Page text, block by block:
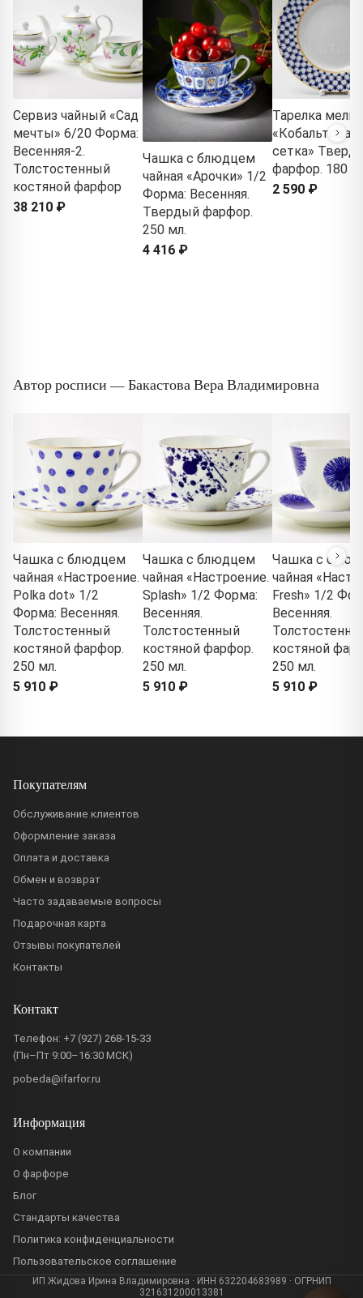
Сервиз чайный «Сад
мечты» 6/20 Форма:
Весенняя-2.
Толстостенный
костяной фарфор
38 210 ₽
Чашка с блюдцем
чайная «Арочки» 1/2
Форма: Весенняя.
Твердый фарфор.
250 мл.
4 416 ₽
Тарелка
«Кобальтовая
сетка»
фарфор. 180
2 590 ₽
Автор росписи — Бакастова Вера Владимировна
Чашка с блюдцем
чайная «Настроение.
Polka dot» 1/2
Форма: Весенняя.
Толстостенный
костяной фарфор.
250 мл.
5 910 ₽
Чашка с блюдцем
чайная «Настроение.
Splash» 1/2 Форма:
Весенняя.
Толстостенный
костяной фарфор.
250 мл.
5 910 ₽
Чашка с
чайная
Fresh» 1/2
Весенняя.
костяной
250 мл.
5 910 ₽
Покупателям
Обслуживание клиентов
Оформление заказа
Оплата и доставка
Обмен и возврат
Часто задаваемые вопросы
Подарочная карта
Отзывы покупателей
Контакты
Контакт
Телефон: +7 (927) 268-15-33
(Пн–Пт 9:00–16:30 МСК)
pobeda@ifarfor.ru
Информация
О компании
О фарфоре
Блог
Стандарты качества
Политика конфиденциальности
Пользовательское соглашение
ИП Жидова Ирина Владимировна · ИНН 632204683989 · ОГРНИП
321631200013381